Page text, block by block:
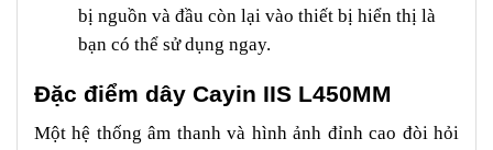
bị nguồn và đầu còn lại vào thiết bị hiển thị là
bạn có thể sử dụng ngay.
Đặc điểm dây Cayin IIS L450MM
Một hệ thống âm thanh và hình ảnh đỉnh cao đòi hỏi